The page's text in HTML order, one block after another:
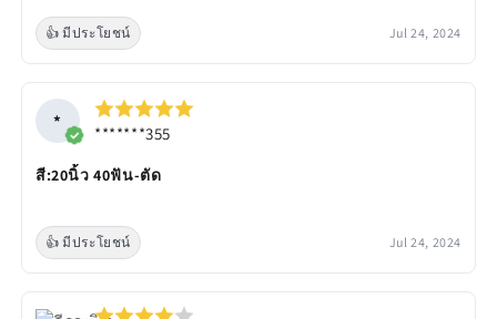
👍 มีประโยชน์ Jul 24, 2024
*
*******355
สี:20นิ้ว 40ฟัน-ตัด
👍 มีประโยชน์ Jul 24, 2024